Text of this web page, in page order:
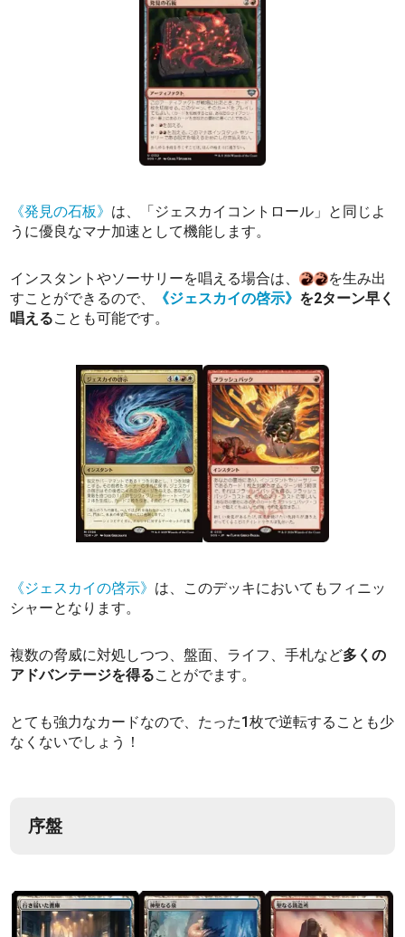
《発見の石板》 は、「ジェスカイコントロール」と同じよ
うに優良なマナ加速として機能します。
インスタントやソーサリーを唱える場合は、
を生み出
すことができるので、
《ジェスカイの啓示》 を2ターン早く
唱えることも可能です。
《ジェスカイの啓示》 は、このデッキにおいてもフィニッ
シャーとなります。
複数の脅威に対処しつつ、盤面、ライフ、手札など多くの
アドバンテージを得ることがでます。
とても強力なカードなので、たった1枚で逆転することも少
なくないでしょう！
序盤